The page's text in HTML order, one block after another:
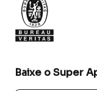
Baixe o Super